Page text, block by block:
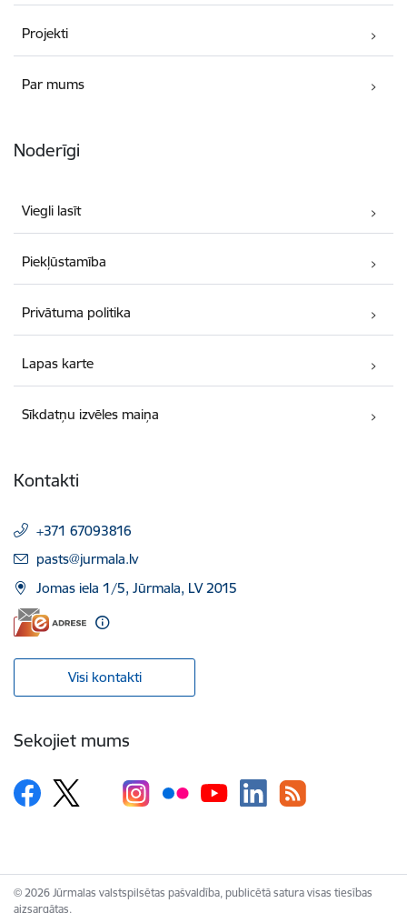
Projekti
Par mums
Noderīgi
Viegli lasīt
Piekļūstamība
Privātuma politika
Lapas karte
Sīkdatņu izvēles maiņa
Kontakti
+371 67093816
E-pasts:
pasts@jurmala.lv
Jomas iela 1/5, Jūrmala, LV 2015
Visi kontakti
Sekojiet mums
© 2026 Jūrmalas valstspilsētas pašvaldība, publicētā satura visas tiesības
aizsargātas.